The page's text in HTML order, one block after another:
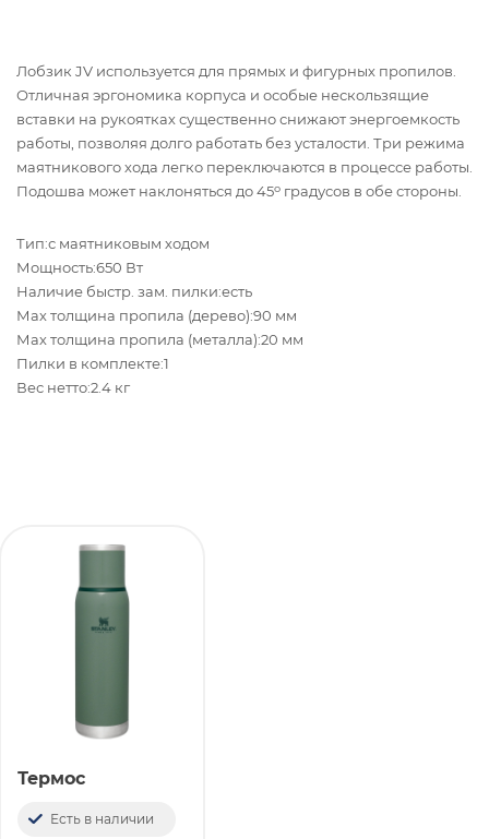
Лобзик JV используется для прямых и фигурных пропилов.
Отличная эргономика корпуса и особые нескользящие
вставки на рукоятках существенно снижают энергоемкость
работы, позволяя долго работать без усталости. Три режима
маятникового хода легко переключаются в процессе работы.
Подошва может наклоняться до 45о градусов в обе стороны.
Тип:с маятниковым ходом
Мощность:650 Вт
Наличие быстр. зам. пилки:есть
Мах толщина пропила (дерево):90 мм
Мах толщина пропила (металла):20 мм
Пилки в комплекте:1
Вес нетто:2.4 кг
Термос
Есть в наличии